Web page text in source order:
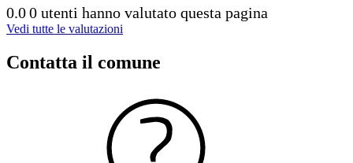
0.00 utenti hanno valutato questa pagina
Vedi tutte le valutazioni
Contatta il comune